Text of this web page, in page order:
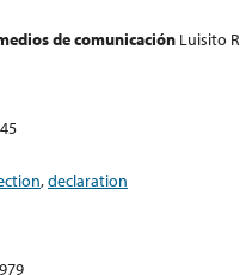
de comunicación Luisito
45
,declaration